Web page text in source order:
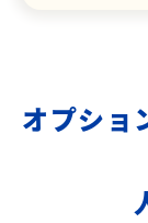
オプショ